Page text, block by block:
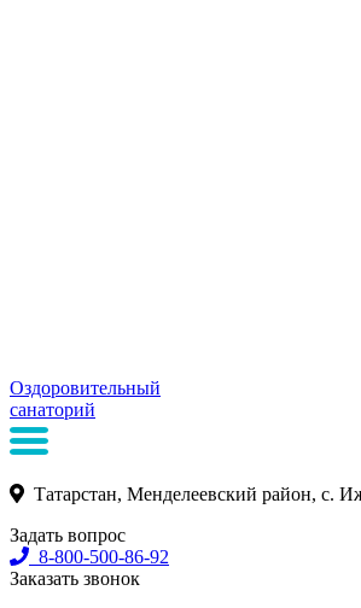
Оздоровительный
санаторий
Татарстан, Менделеевский район, с.
Задать вопрос
8-800-500-86-92
Заказать звонок